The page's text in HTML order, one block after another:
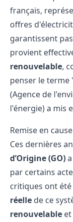
français,
offres
garantissent
provient
renouvelable,
penser le terme
(Agence de
l'énergie) a mis
Remise en
Ces dernières
d’Origine (GO)
par certains
critiques ont
réelle de ce
renouvelable